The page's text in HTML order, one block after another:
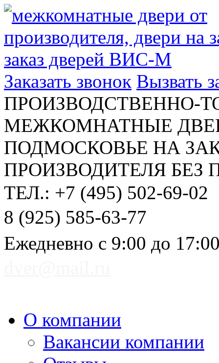
Заказать звонок Вызвать
ПРОИЗВОДСТВЕННО-
МЕЖКОМНАТНЫЕ
ПОДМОСКОВЬЕ НА
ПРОИЗВОДИТЕЛЯ БЕЗ
ТЕЛ.: +7 (495) 502-69-02
8 (925) 585-63-77
Ежедневно с 9:00 до
О компании
Вакансии компании